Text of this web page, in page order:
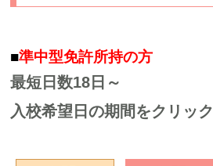
■準中型免許所持の方
最短日数18日～
入校希望日の期間をクリック